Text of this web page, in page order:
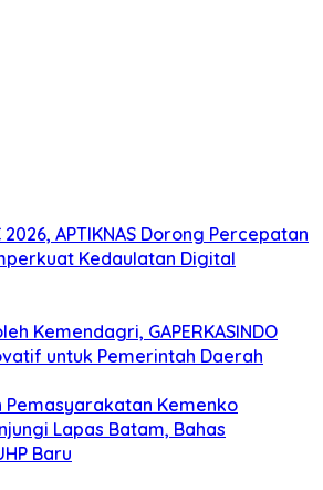
APTIKNAS Dorong Percepatan
Kedaulatan Digital
Kemendagri, GAPERKASINDO
untuk Pemerintah Daerah
Pemasyarakatan Kemenko
Lapas Batam, Bahas
Baru